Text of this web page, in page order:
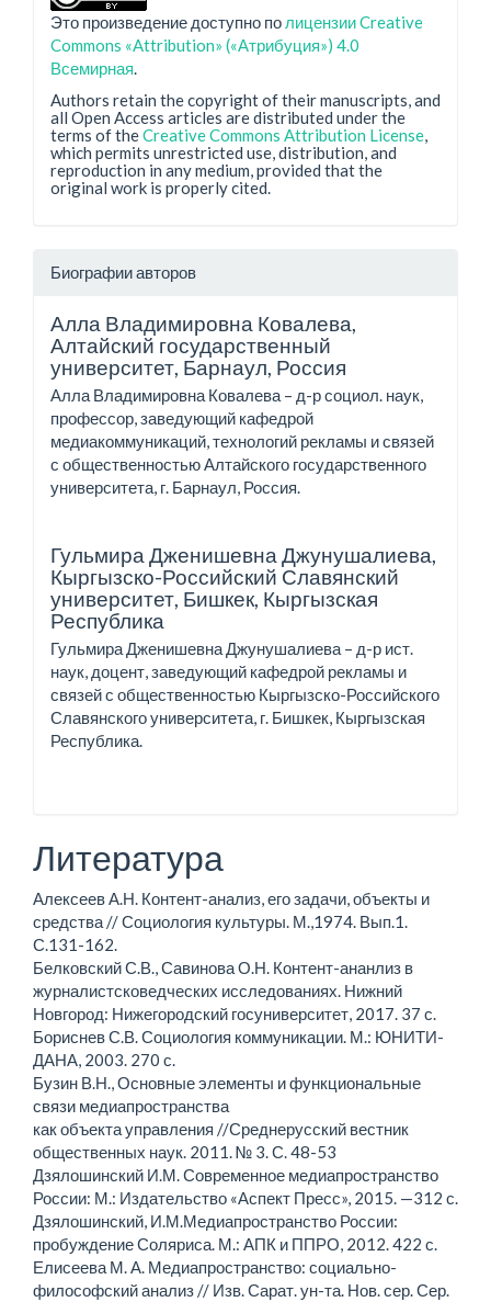
Это произведение доступно по лицензии Creative
Commons «Attribution» («Атрибуция») 4.0
Всемирная
Authors retain the copyright of their manuscripts, and
all Open Access articles are distributed under the
terms of theCreative Commons Attribution License,
which permits unrestricted use, distribution, and
reproduction in any medium, provided that the
original work is properly cited.
Биографии авторов
Алла Владимировна Ковалева,
Алтайский государственный
университет, Барнаул, Россия
Алла Владимировна Ковалева – д-р социол. наук,
профессор, заведующий кафедрой
медиакоммуникаций, технологий рекламы и связей
с общественностью Алтайского государственного
университета, г. Барнаул, Россия.
Гульмира Дженишевна Джунушалиева,
Кыргызско-Российский Славянский
университет, Бишкек, Кыргызская
Республика
Гульмира Дженишевна Джунушалиева – д-р ист.
наук, доцент, заведующий кафедрой рекламы и
связей с общественностью Кыргызско-Российского
Славянского университета, г. Бишкек, Кыргызская
Республика.
Литература
Алексеев А.Н. Контент-анализ, его задачи, объекты и
средства // Социология культуры. М.,1974. Вып.1.
С.131-162.
Белковский С.В., Савинова О.Н. Контент-ананлиз в
журналистсковедческих исследованиях. Нижний
Новгород: Нижегородский госуниверситет, 2017. 37 с.
Бориснев С.В. Социология коммуникации. М.: ЮНИТИ-
ДАНА, 2003. 270 с.
Бузин В.Н., Основные элементы и функциональные
связи медиапространства
как объекта управления //Среднерусский вестник
общественных наук. 2011. № 3. С. 48-53
Дзялошинский И.М. Современное медиапространство
России: М.: Издательство «Аспект Пресс», 2015. —312 с.
Дзялошинский, И.М.Медиапространство России:
пробуждение Соляриса. М.: АПК и ППРО, 2012. 422 с.
Елисеева М. А. Медиапространство: социально-
философский анализ // Изв. Сарат. ун-та. Нов. сер. Сер.